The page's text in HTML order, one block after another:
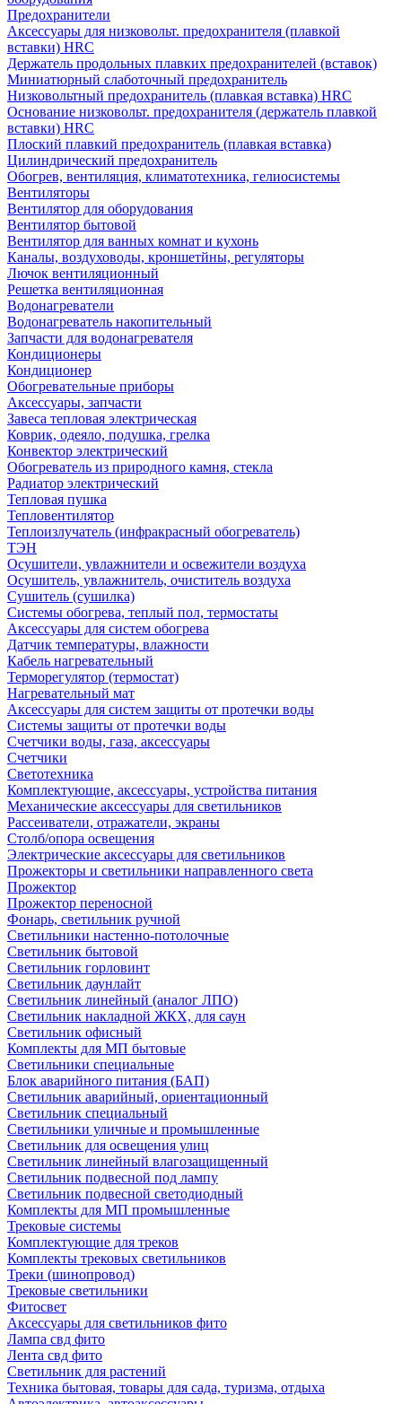
Предохранители
Аксессуары для низковольт. предохранителя (плавкой
вставки) HRC
Держатель продольных плавких предохранителей (вставок)
Миниатюрный слаботочный предохранитель
Низковольтный предохранитель (плавкая вставка) HRC
Основание низковольт. предохранителя (держатель плавкой
вставки) HRC
Плоский плавкий предохранитель (плавкая вставка)
Цилиндрический предохранитель
Обогрев, вентиляция, климатотехника, гелиосистемы
Вентиляторы
Вентилятор для оборудования
Вентилятор бытовой
Вентилятор для ванных комнат и кухонь
Каналы, воздуховоды, кроншетйны, регуляторы
Лючок вентиляционный
Решетка вентиляционная
Водонагреватели
Водонагреватель накопительный
Запчасти для водонагревателя
Кондиционеры
Кондиционер
Обогревательные приборы
Аксессуары, запчасти
Завеса тепловая электрическая
Коврик, одеяло, подушка, грелка
Конвектор электрический
Обогреватель из природного камня, стекла
Радиатор электрический
Тепловая пушка
Тепловентилятор
Теплоизлучатель (инфракрасный обогреватель)
ТЭН
Осушители, увлажнители и освежители воздуха
Осушитель, увлажнитель, очиститель воздуха
Сушитель (сушилка)
Системы обогрева, теплый пол, термостаты
Аксессуары для систем обогрева
Датчик температуры, влажности
Кабель нагревательный
Терморегулятор (термостат)
Нагревательный мат
Аксессуары для систем защиты от протечки воды
Системы защиты от протечки воды
Счетчики воды, газа, аксессуары
Счетчики
Светотехника
Комплектующие, аксессуары, устройства питания
Механические аксессуары для светильников
Рассеиватели, отражатели, экраны
Столб/опора освещения
Электрические аксессуары для светильников
Прожекторы и светильники направленного света
Прожектор
Прожектор переносной
Фонарь, светильник ручной
Светильники настенно-потолочные
Светильник бытовой
Светильник горловинт
Светильник даунлайт
Светильник линейный (аналог ЛПО)
Светильник накладной ЖКХ, для саун
Светильник офисный
Комплекты для МП бытовые
Светильники специальные
Блок аварийного питания (БАП)
Светильник аварийный, ориентационный
Светильник специальный
Светильники уличные и промышленные
Светильник для освещения улиц
Светильник линейный влагозащищенный
Светильник подвесной под лампу
Светильник подвесной светодиодный
Комплекты для МП промышленные
Трековые системы
Комплектующие для треков
Комплекты трековых светильников
Треки (шинопровод)
Трековые светильники
Фитосвет
Аксессуары для светильников фито
Лампа свд фито
Лента свд фито
Светильник для растений
Техника бытовая, товары для сада, туризма, отдыха